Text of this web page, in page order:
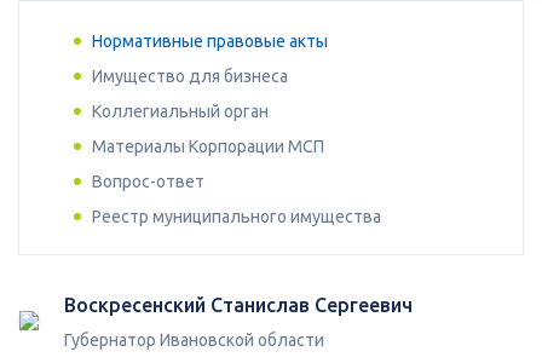
Нормативные правовые акты
Имущество для бизнеса
Коллегиальный орган
Материалы Корпорации МСП
Вопрос-ответ
Реестр муниципального имущества
Воскресенский Станислав Сергеевич
Губернатор Ивановской области